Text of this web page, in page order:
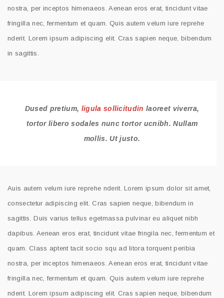
nostra, per inceptos himenaeos. Aenean eros erat, tincidunt vitae
fringilla nec, fermentum et quam. Quis autem velum iure reprehe
nderit. Lorem ipsum adipiscing elit. Cras sapien neque, bibendum
in sagittis.
Dused pretium, ligula sollicitudin laoreet viverra,
tortor libero sodales nunc tortor ucnibh. Nullam
mollis. Ut justo.
Auis autem velum iure reprehe nderit. Lorem ipsum dolor sit amet,
consectetur adipiscing elit. Cras sapien neque, bibendum in
sagittis. Duis varius tellus egetmassa pulvinar eu aliquet nibh
dapibus. Aenean eros erat, tincidunt vitae fringila nec, fermentum et
quam. Class aptent tacit socio squ ad litora torquent peribia
nostra, per inceptos himenaeos. Aenean eros erat, tincidunt vitae
fringilla nec, fermentum et quam. Quis autem velum iure reprehe
nderit. Lorem ipsum adipiscing elit. Cras sapien neque, bibendum